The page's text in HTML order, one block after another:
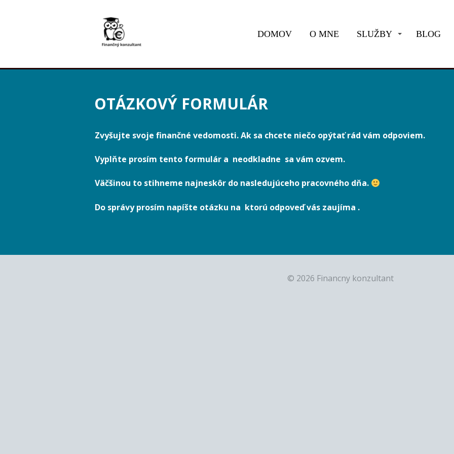
DOMOV O MNE SLUŽBY BLOG
OTÁZKOVÝ FORMULÁR
Zvyšujte svoje finančné vedomosti. Ak sa chcete niečo opýtať rád vám odpoviem.
Vyplňte prosím tento formulár a neodkladne sa vám ozvem.
Väčšinou to stihneme najneskôr do nasledujúceho pracovného dňa.
Do správy prosím napíšte otázku na ktorú odpoveď vás zaujíma .
© 2026 Financny konzultant